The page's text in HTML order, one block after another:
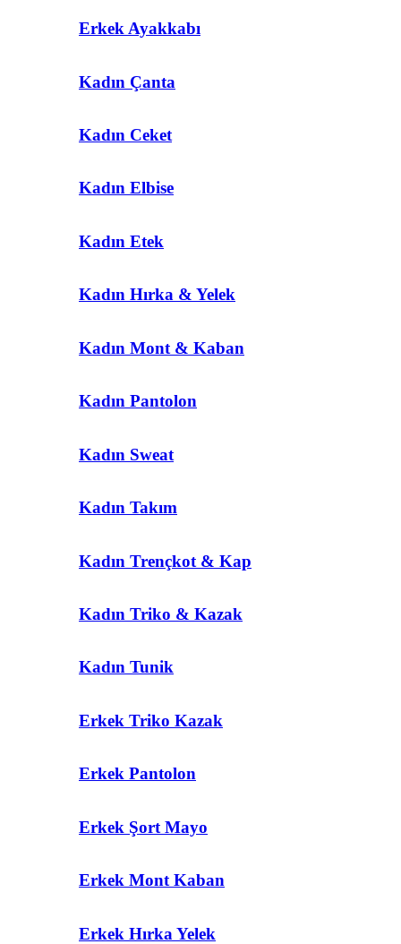
Erkek Ayakkabı
Kadın Çanta
Kadın Ceket
Kadın Elbise
Kadın Etek
Kadın Hırka & Yelek
Kadın Mont & Kaban
Kadın Pantolon
Kadın Sweat
Kadın Takım
Kadın Trençkot & Kap
Kadın Triko & Kazak
Kadın Tunik
Erkek Triko Kazak
Erkek Pantolon
Erkek Şort Mayo
Erkek Mont Kaban
Erkek Hırka Yelek